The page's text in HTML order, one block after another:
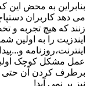
بنابراین به محض
می دهد کاربران
زنند که هیچ تجربه و
ایندزیت را به اولین
اینترنت،روزنامه
عمل مشکل کوچک
برطرف کردن آن حتی
نیز بر نمی آید!